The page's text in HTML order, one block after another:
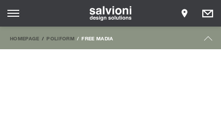
HOMEPAGE POLIFORM FREE MADIA